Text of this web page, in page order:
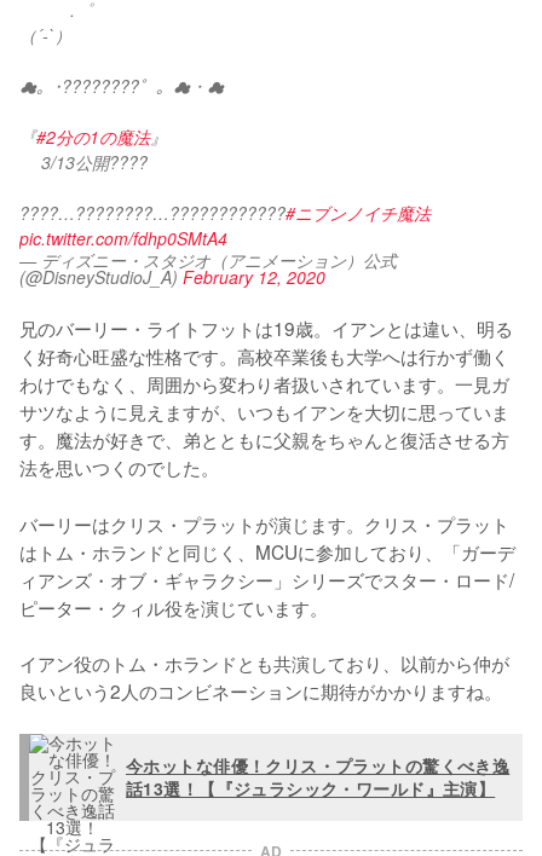
.゜
（´-`）
☁。･????????゜。☁・☁
『#2分の1の魔法』
3/13公開????
????…????????…????????????#ニブンノイチ魔法
pic.twitter.com/fdhp0SMtA4
— ディズニー・スタジオ（アニメーション）公式
(@DisneyStudioJ_A)February 12, 2020
兄のバーリー・ライトフットは19歳。イアンとは違い、明る
く好奇心旺盛な性格です。高校卒業後も大学へは行かず働く
わけでもなく、周囲から変わり者扱いされています。一見ガ
サツなように見えますが、いつもイアンを大切に思っていま
す。魔法が好きで、弟とともに父親をちゃんと復活させる方
法を思いつくのでした。
バーリーはクリス・プラットが演じます。クリス・プラット
はトム・ホランドと同じく、MCUに参加しており、「ガーデ
ィアンズ・オブ・ギャラクシー」シリーズでスター・ロード/
ピーター・クィル役を演じています。
イアン役のトム・ホランドとも共演しており、以前から仲が
良いという2人のコンビネーションに期待がかかりますね。
今ホットな俳優！クリス・プラットの驚くべき逸
話13選！【『ジュラシック・ワールド』主演】
AD